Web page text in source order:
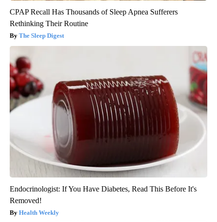
CPAP Recall Has Thousands of Sleep Apnea Sufferers
Rethinking Their Routine
The Sleep Digest
Endocrinologist: If You Have Diabetes, Read This Before It's
Removed!
Health Weekly